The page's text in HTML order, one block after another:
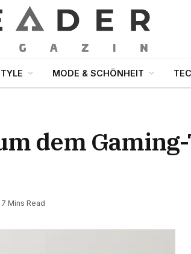
MODE & SCHÖNHEIT
dem
7 Mins Read